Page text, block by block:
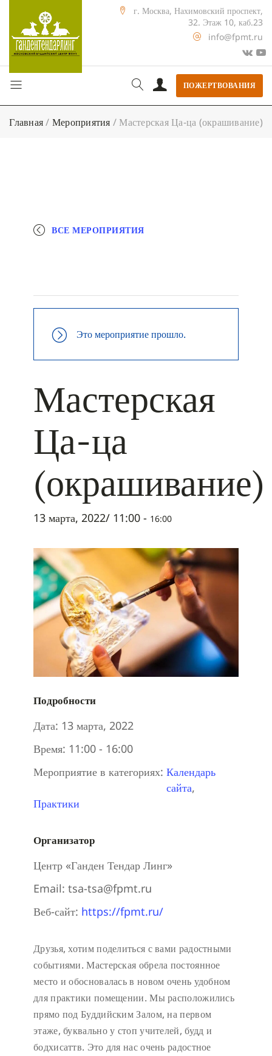
г. Москва, Нахимовский проспект,
32. Этаж 10, каб.23
info@fpmt.ru
ПОЖЕРТВОВАНИЯ
Главная/ Мероприятия / Мастерская Ца-ца (окрашивание)
ВСЕ МЕРОПРИЯТИЯ
Это мероприятие прошло.
Мастерская
Ца-ца
(окрашивание)
13 марта, 2022/ 11:00 - 16:00
Подробности
Дата: 13 марта, 2022
Время: 11:00 - 16:00
Мероприятие в категориях: Календарь
сайта,
Практики
Организатор
Центр «Ганден Тендар Линг»
Email: tsa-tsa@fpmt.ru
Веб-сайт: https://fpmt.ru/
Друзья, хотим поделиться с вами радостными
событиями. Мастерская обрела постоянное
место и обосновалась в новом очень удобном
для практики помещении. Мы расположились
прямо под Буддийским Залом, на первом
этаже, буквально у стоп учителей, будд и
бодхисаттв. Это для нас очень радостное